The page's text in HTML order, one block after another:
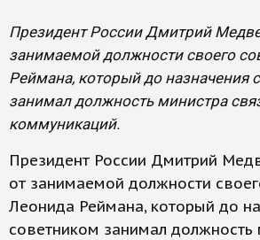
Президент России Дмитрий
занимаемой должности своего
Реймана, который до назначения
занимал должность министра
коммуникаций.
Президент России Дмитрий
от занимаемой должности
Леонида Реймана, который до
советником занимал должность